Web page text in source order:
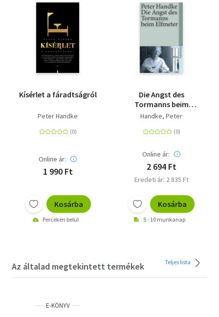
Kísérlet a fáradtságról
Peter Handke
Online ár:
1 990 Ft
Kosárba
Perceken belül
Die Angst des
Tormanns beim
Elfmeter
Handke, Peter
Online ár:
2 694 Ft
Eredeti ár: 2 835 Ft
Kosárba
5 - 10 munkanap
Az általad megtekintett termékek Teljes lista
E-KÖNYV